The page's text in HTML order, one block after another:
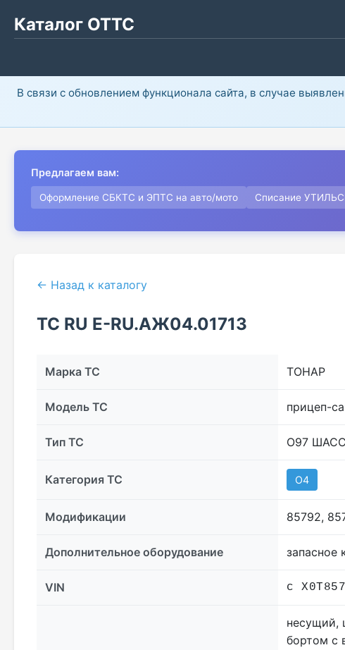
Каталог ОТТС
В связи с обновлением функционала сайта, в случае
Предлагаем вам:
Оформление СБКТС и ЭПТС на авто/мото Списание
← Назад к каталогу
ТС RU Е-RU.АЖ04.01713
Марка ТС ТОНАР
Модель ТС прицеп-
Тип ТС О97
Категория ТС O4
Модификации 85792,
Дополнительное оборудование запасное
VIN с
несущий,
бортом с